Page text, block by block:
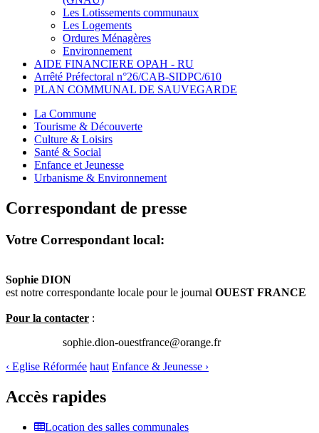
Les Lotissements communaux
Les Logements
Ordures Ménagères
Environnement
AIDE FINANCIERE OPAH - RU
Arrêté Préfectoral n°26/CAB-SIDPC/610
PLAN COMMUNAL DE SAUVEGARDE
La Commune
Tourisme & Découverte
Culture & Loisirs
Santé & Social
Enfance et Jeunesse
Urbanisme & Environnement
Correspondant de presse
Votre Correspondant local:
Sophie DION
est notre correspondante locale pour le journal OUEST FRANCE
Pour la contacter :
sophie.dion-ouestfrance@orange.fr
‹ Eglise Réformée haut Enfance & Jeunesse ›
Accès rapides
Location des salles communales